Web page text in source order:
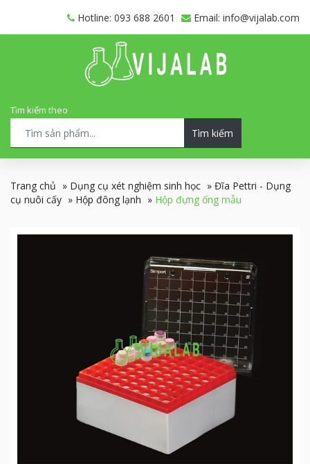
Hotline: 093 688 2601 Email: info@vijalab.com
Tìm kiếm theo
Tìm kiếm
Trang chủ » Dụng cụ xét nghiệm sinh học » Đĩa Pettri - Dụng
cụ nuôi cấy » Hộp đông lạnh » Hộp đựng ống mẫu